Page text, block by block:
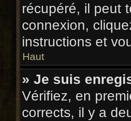
récupéré, il peut
connexion,
instructions et
Haut
» Je suis
Vérifiez, en
corrects, il y a